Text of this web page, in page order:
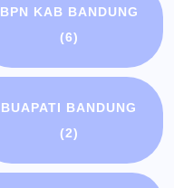
BPN KAB BANDUNG
(6)
BUAPATI BANDUNG
(2)